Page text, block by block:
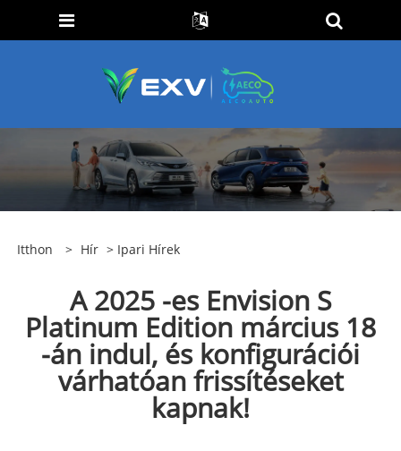
Itthon > Hír > Ipari Hírek
A 2025 -es Envision S
Platinum Edition március 18
-án indul, és konfigurációi
várhatóan frissítéseket
kapnak!